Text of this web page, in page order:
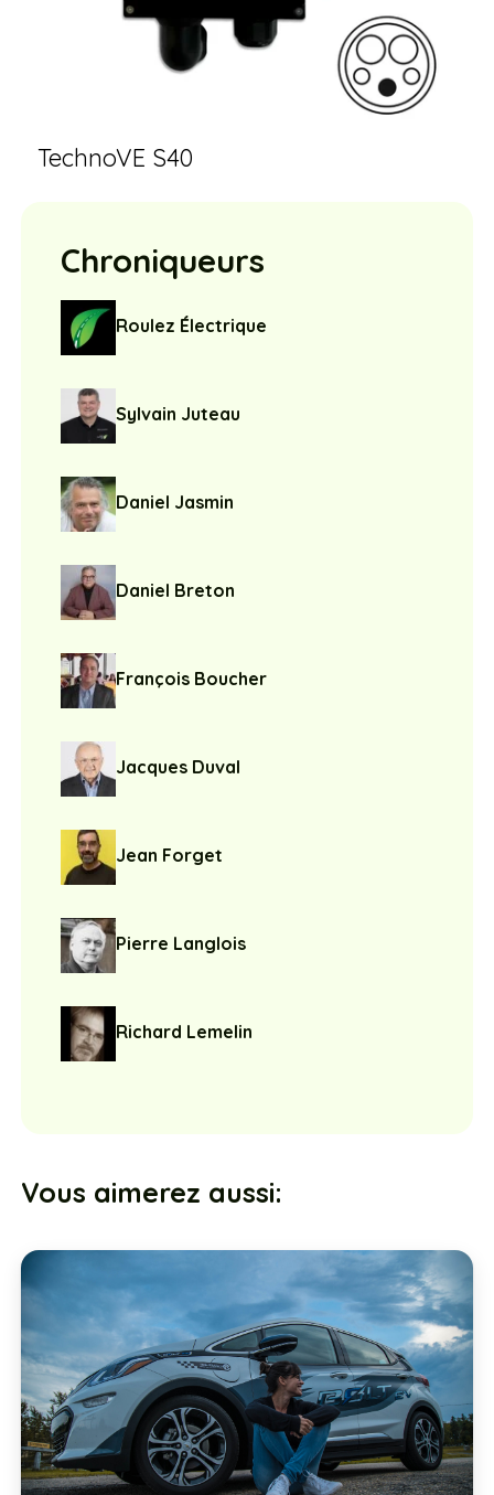
TechnoVE S40
Chroniqueurs
Roulez Électrique
Sylvain Juteau
Daniel Jasmin
Daniel Breton
François Boucher
Jacques Duval
Jean Forget
Pierre Langlois
Richard Lemelin
Vous aimerez aussi: